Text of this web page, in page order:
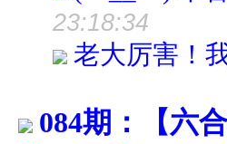
23:18:34
老大厉害！
084期：【六